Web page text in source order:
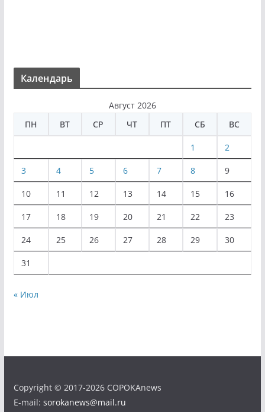
Календарь
Август 2026
ПН
ВТ СР ЧТ ПТ СБ ВС
1 2
3 4 5 6 7 8 9
10 11 12 13 14 15 16
17 18 19 20 21 22 23
24 25 26 27 28 29 30
31
« Июл
Copyright © 2017-2026 COPOKAnews
E-mail: sorokanews@mail.ru